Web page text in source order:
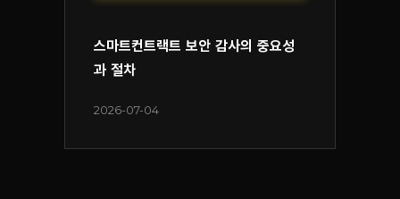
스마트컨트랙트 보안 감사의 중요성
과 절차
2026-07-04